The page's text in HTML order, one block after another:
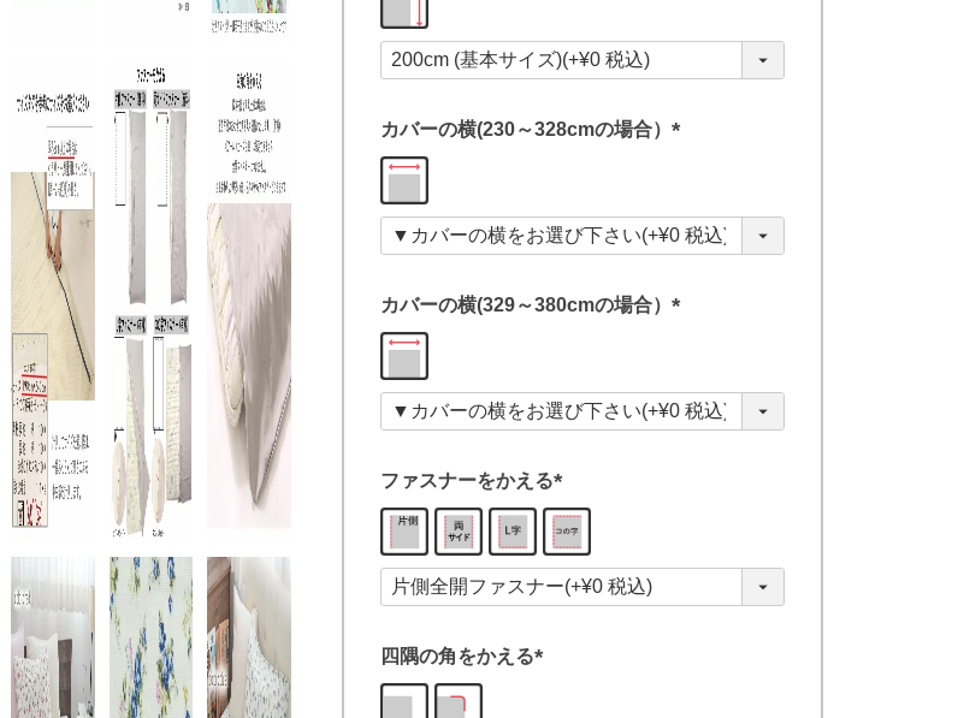
須
)
カバーの横(230～328cmの場合）
須
)
カバーの横(329～380cmの場合）
須
)
ファスナーをかえる
(
必
須
四隅の角をかえる